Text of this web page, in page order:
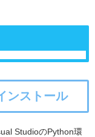
ンストール
StudioのPython環